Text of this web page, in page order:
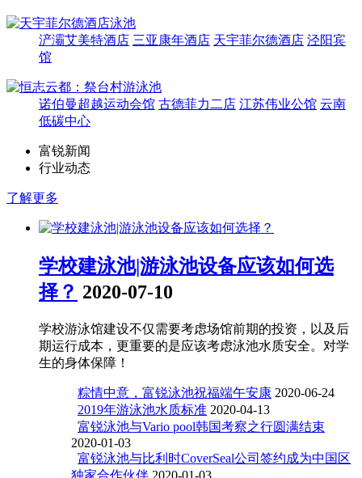
浐灞艾美特酒店 三亚康年酒店 天宇菲尔德酒店 泾阳宾
馆
诺伯曼超越运动会馆 古德菲力二店 江苏伟业公馆 云南
低碳中心
富锐新闻
行业动态
了解更多
学校建泳池|游泳池设备应该如何选
择？ 2020-07-10
学校游泳馆建设不仅需要考虑场馆前期的投资，以及后
期运行成本，更重要的是应该考虑泳池水质安全。对学
生的身体保障！
粽情中意，富锐泳池祝福端午安康 2020-06-24
2019年游泳池水质标准 2020-04-13
富锐泳池与Vario pool韩国考察之行圆满结束
2020-01-03
富锐泳池与比利时CoverSeal公司签约成为中国区